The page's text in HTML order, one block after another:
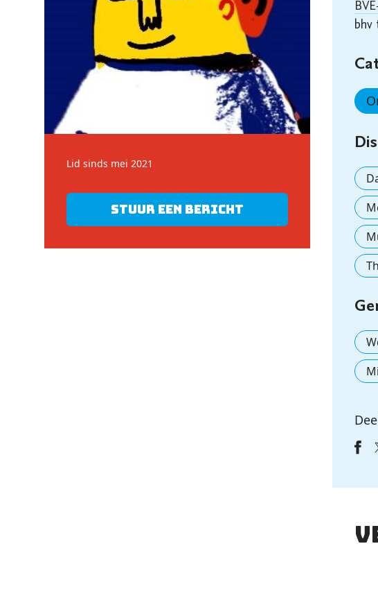
Lid sinds mei 2021
Stuur een bericht
bhv